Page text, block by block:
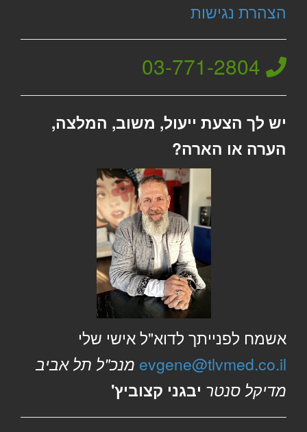
הצהרת נגישות
03-771-2804
יש לך הצעת ייעול, משוב, המלצה,
הערה או הארה?
אשמח לפנייתך לדוא"ל אישי שלי
evgene@tlvmed.co.il מנכ"ל תל אביב
מדיקל סנטר יבגני קצוביץ'